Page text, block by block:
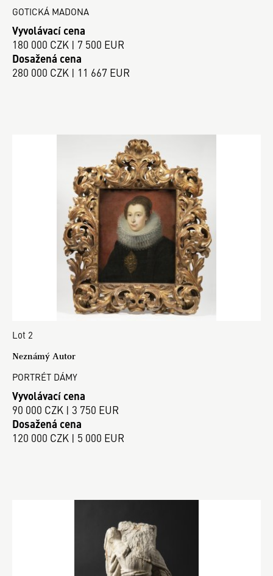
GOTICKÁ MADONA
Vyvolávací cena
180 000 CZK | 7 500 EUR
Dosažená cena
280 000 CZK | 11 667 EUR
Lot 2
Neznámý Autor
PORTRÉT DÁMY
Vyvolávací cena
90 000 CZK | 3 750 EUR
Dosažená cena
120 000 CZK | 5 000 EUR